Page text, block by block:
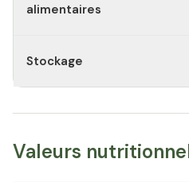
alimentaires
Stockage
Valeurs